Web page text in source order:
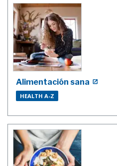
Alimentación sana
HEALTH A-Z